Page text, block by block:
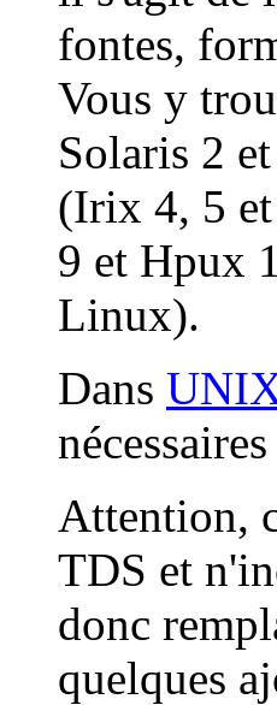
fontes,
Vous y
Solaris 2
(Irix 4, 5
9 et Hpux
Linux).
Dans
Attention,
TDS et
donc
quelques